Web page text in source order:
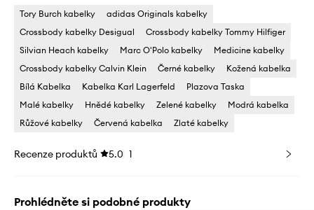
Tory Burch kabelky
adidas Originals kabelky
Crossbody kabelky Desigual
Crossbody kabelky Tommy Hilfiger
Silvian Heach kabelky
Marc O'Polo kabelky
Medicine kabelky
Crossbody kabelky Calvin Klein
Černé kabelky
Kožená kabelka
Bílá Kabelka
Kabelka Karl Lagerfeld
Plazova Taska
Malé kabelky
Hnědé kabelky Zelené kabelky
Modrá kabelka
Růžové kabelky
Červená kabelka Zlaté kabelky
Recenze produktů 5.0 1
Prohlédněte si podobné produkty